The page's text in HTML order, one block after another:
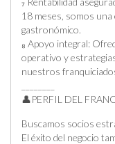
18 meses, somos
gastronómico.
₈ Apoyo integral:
operativo y
nuestros
👤PERFIL DEL
Buscamos socios
El éxito del negocio